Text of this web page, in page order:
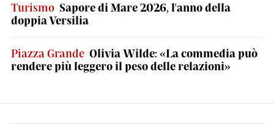
Turismo Sapore di Mare 2026, l'anno della
doppia Versilia
Piazza Grande Olivia Wilde: «La commedia può
rendere più leggero il peso delle relazioni»